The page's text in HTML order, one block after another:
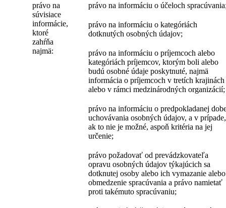
právo na
súvisiace
informácie,
ktoré
zahŕňa
najmä:
právo na informáciu o účeloch
právo na informáciu o kategóriách
dotknutých osobných údajov;
právo na informáciu o príjemcoch alebo
kategóriách príjemcov, ktorým boli alebo
budú osobné údaje poskytnuté, najmä
informácia o príjemcoch v tretích krajinách
alebo v rámci medzinárodných organizácií;
právo na informáciu o predpokladanej
uchovávania osobných údajov, a v prípade,
ak to nie je možné, aspoň kritéria na jej
určenie;
právo požadovať od prevádzkovateľa
opravu osobných údajov týkajúcich sa
dotknutej osoby alebo ich vymazanie alebo
obmedzenie spracúvania a právo namietať
proti takémuto spracúvaniu;